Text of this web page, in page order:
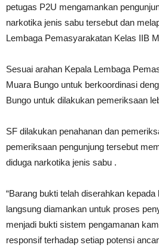
petugas P2U mengamankan
narkotika jenis sabu tersebut dan
Lembaga Pemasyarakatan Kelas IIB
Sesuai arahan Kepala Lembaga
Muara Bungo untuk berkoordinasi
Bungo untuk dilakukan pemeriksaan
SF dilakukan penahanan dan
pemeriksaan pengunjung tersebut
diduga narkotika jenis sabu .
“Barang bukti telah diserahkan
langsung diamankan untuk proses
menjadi bukti sistem pengamanan
responsif terhadap setiap potensi